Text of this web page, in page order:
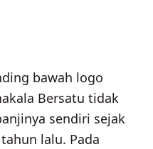
bawah logo
Bersatu tidak
sendiri sejak
lalu. Pada